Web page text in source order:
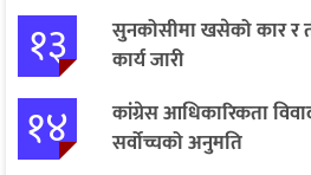
१३
सुनकोसीमा खसेको कार र
कार्य जारी
१४
कांग्रेस आधिकारिकता
सर्वोच्चको अनुमति